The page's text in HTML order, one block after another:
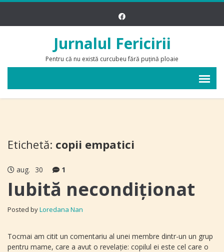
Jurnalul Fericirii
Pentru că nu există curcubeu fără puțină ploaie
Etichetă: copii empatici
aug. 30 1
Iubită necondiționat
Posted byLoredana Nan
Tocmai am citit un comentariu al unei membre dintr-un un grup
pentru mame, care a avut o revelaţie: copilul ei este cel care o